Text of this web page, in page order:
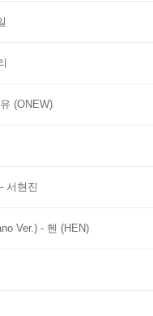
(ONEW)
서현진
Ver.) - 헨 (HEN)